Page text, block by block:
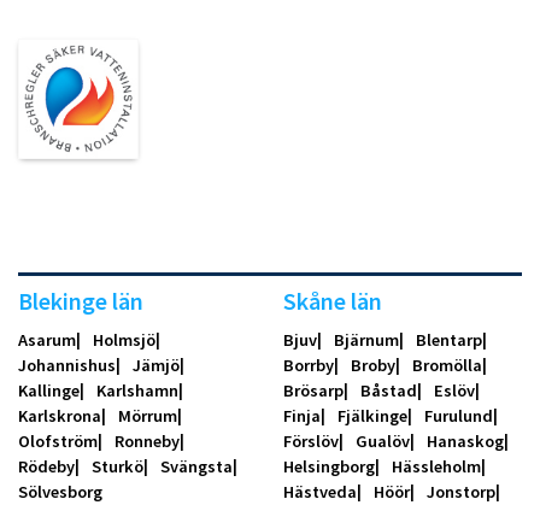
Blekinge län
Asarum
Holmsjö
Johannishus
Jämjö
Kallinge
Karlshamn
Karlskrona
Mörrum
Olofström
Ronneby
Rödeby
Sturkö
Svängsta
Sölvesborg
Skåne län
Bjuv Bjärnum
Blentarp
Borrby
Broby
Bromölla
Brösarp
Båstad
Eslöv
Finja
Fjälkinge
Furulund
Förslöv
Gualöv
Hanaskog
Helsingborg
Hässleholm
Hästveda
Höör
Jonstorp